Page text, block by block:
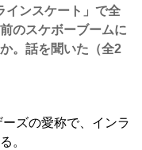
インスケート」で全
のスケボーブームに
。話を聞いた（全2
ズの愛称で、インラ
。